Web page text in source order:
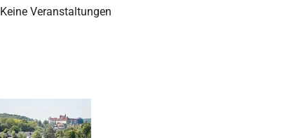
Keine Veranstaltungen